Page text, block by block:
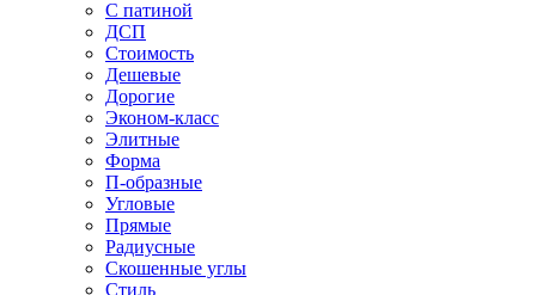
С патиной
ДСП
Стоимость
Дешевые
Дорогие
Эконом-класс
Элитные
Форма
П-образные
Угловые
Прямые
Радиусные
Скошенные углы
Стиль